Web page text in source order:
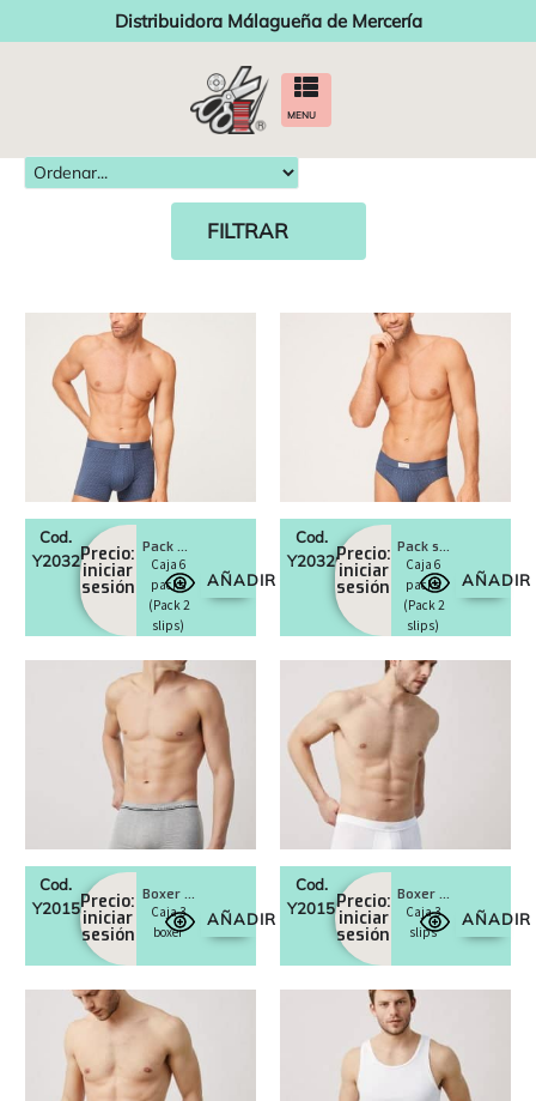
Distribuidora Málagueña de Mercería
MENU
FILTRAR
Cod.
Y20327Precio:
iniciar
sesión
Pack boxer Art. 20327
Caja 6
packs
(Pack 2
slips)
AÑADIR
Cod.
Y20326Precio:
iniciar
sesión
Pack slip Art. 20326
Caja 6
packs
(Pack 2
slips)
AÑADIR
Cod.
Y20153Precio:
iniciar
sesión
Boxer Art. 20153
Caja 3
boxer
AÑADIR
Cod.
Y20151Precio:
iniciar
sesión
Boxer Art. 20151
Caja 3
slips
AÑADIR